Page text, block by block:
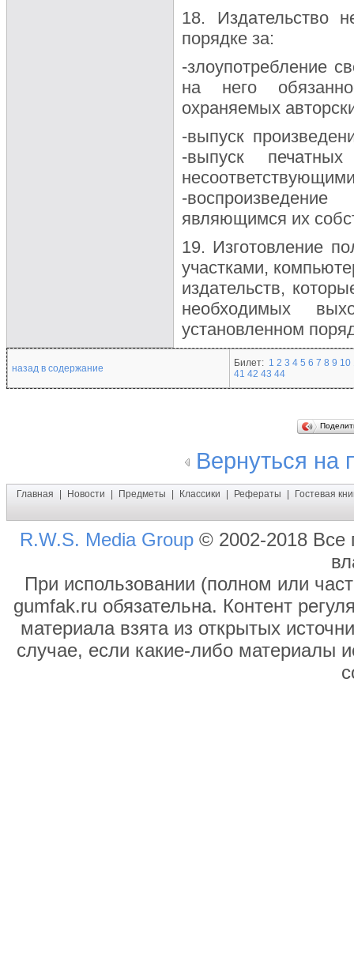
18. Издательство
порядке за:
-злоупотребление
на него
охраняемых
-выпуск
-выпуск
-
являющимся их
19. Изготовление
участками,
издательств,
необходимых
установленном
назад в содержание Билет: 1 2 3 4 5 6 7 8 9 10
41 42 43 44
Вернуться на
Главная Новости Предметы Классики Рефераты Гостевая
R.W.S. Media Group © 2002-2018 Все
При использовании (полном или
gumfak.ru обязательна. Контент
материала взята из открытых
случае, если какие-либо материалы